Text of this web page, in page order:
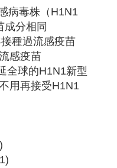
病毒株（H1N1
成分相同
種過流感疫苗
感疫苗
全球的H1N1新型
用再接受H1N1